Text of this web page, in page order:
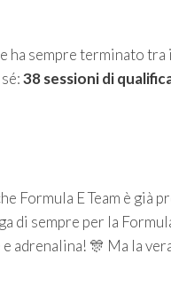
ha sempre terminato
38 sessioni di
Formula E Team è già
di sempre per la
adrenalina! 🎊 Ma la